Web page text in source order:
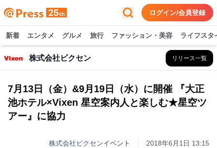
ログイン/会員登録
新着 エンタメ グルメ 旅行 ファッション・美容 ライフスタ
株式会社ビクセン リリース一覧
7月13日（金）&9月19日（水）に開催 『大正
池ホテル×Vixen 星空案内人と楽しむ★星空ツ
アー』に協力
株式会社ビクセンイベント 2018年6月1日 13:15